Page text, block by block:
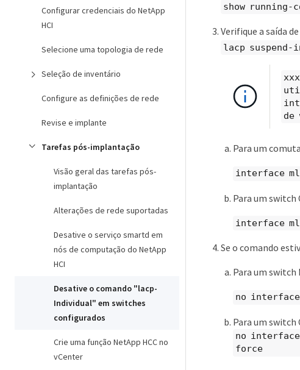
Configurar credenciais do NetApp
HCI
Selecione uma topologia de rede
Seleção de inventário
Configure as definições de rede
Revise e implante
Tarefas pós-implantação
Visão geral das tarefas pós-
implantação
Alterações de rede suportadas
Desative o serviço smartd em
nós de computação do NetApp
HCI
Desative o comando "lacp-
Individual" em switches
configurados
Crie uma função NetApp HCC no
vCenter
show running-
Verifique a saída
lacp
de
Para um
interface
Para um switch
interface
Se o comando
Para um switch
no
Para um switch
no
force